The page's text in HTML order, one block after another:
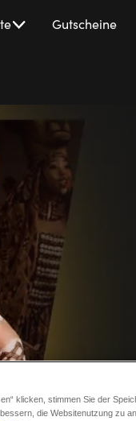
Gutscheine
klicken, stimmen Sie der
die Websitenutzung zu